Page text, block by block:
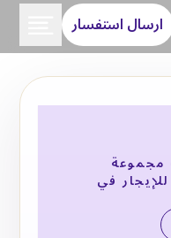
ارسال استفسار
مجموعة
في